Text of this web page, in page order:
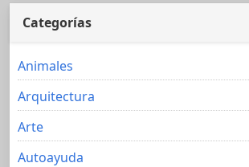
Categorías
Animales
Arquitectura
Arte
Autoayuda